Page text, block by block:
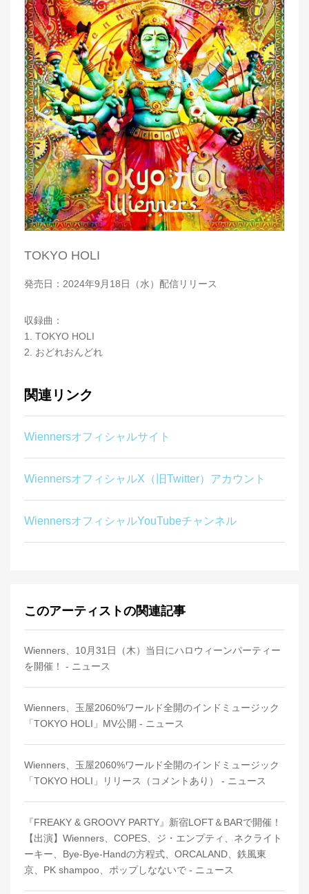
TOKYO HOLI
発売日：2024年9月18日（水）配信リリース
収録曲：
1. TOKYO HOLI
2. おどれおんどれ
関連リンク
Wiennersオフィシャルサイト
WiennersオフィシャルX（旧Twitter）アカウント
WiennersオフィシャルYouTubeチャンネル
このアーティストの関連記事
Wienners、10月31日（木）当日にハロウィーンパーティー
を開催！ - ニュース
Wienners、玉屋2060%ワールド全開のインドミュージック
「TOKYO HOLI」MV公開 - ニュース
Wienners、玉屋2060%ワールド全開のインドミュージック
「TOKYO HOLI」リリース（コメントあり） - ニュース
『FREAKY & GROOVY PARTY』新宿LOFT＆BARで開催！
【出演】Wienners、COPES、ジ・エンプティ、ネクライト
ーキー、Bye-Bye-Handの方程式、ORCALAND、鉄風東
京、PK shampoo、ポップしなないで - ニュース